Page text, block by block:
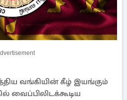
வங்கியின் கீழ் இயங்கும்
வைப்பிலிடக்கூடிய